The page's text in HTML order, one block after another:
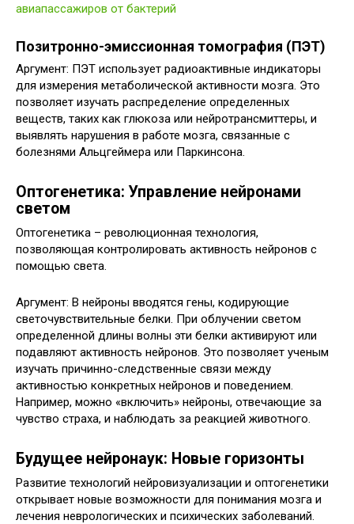
авиапассажиров от бактерий
Позитронно-эмиссионная томография (ПЭТ)
Аргумент: ПЭТ использует радиоактивные индикаторы
для измерения метаболической активности мозга. Это
позволяет изучать распределение определенных
веществ, таких как глюкоза или нейротрансмиттеры, и
выявлять нарушения в работе мозга, связанные с
болезнями Альцгеймера или Паркинсона.
Оптогенетика: Управление нейронами
светом
Оптогенетика – революционная технология,
позволяющая контролировать активность нейронов с
помощью света.
Аргумент: В нейроны вводятся гены, кодирующие
светочувствительные белки. При облучении светом
определенной длины волны эти белки активируют или
подавляют активность нейронов. Это позволяет ученым
изучать причинно-следственные связи между
активностью конкретных нейронов и поведением.
Например, можно «включить» нейроны, отвечающие за
чувство страха, и наблюдать за реакцией животного.
Будущее нейронаук: Новые горизонты
Развитие технологий нейровизуализации и оптогенетики
открывает новые возможности для понимания мозга и
лечения неврологических и психических заболеваний.